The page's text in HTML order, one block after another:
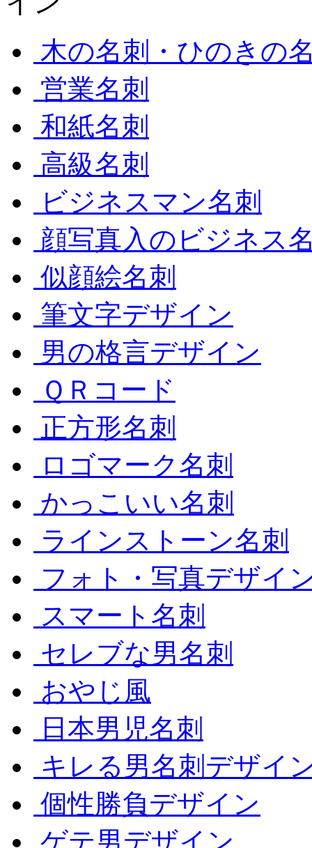
木の名刺・ひのき
営業名刺
和紙名刺
高級名刺
ビジネスマン名刺
顔写真入のビジネス
似顔絵名刺
筆文字デザイン
男の格言デザイン
ＱＲコード
正方形名刺
ロゴマーク名刺
かっこいい名刺
ラインストーン名刺
フォト・写真デザイ
スマート名刺
セレブな男名刺
おやじ風
日本男児名刺
キレる男名刺デザイ
個性勝負デザイン
ゲテ男デザイン